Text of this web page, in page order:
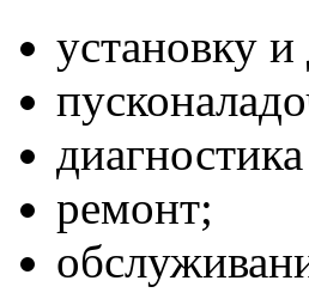
установку
ремонт;